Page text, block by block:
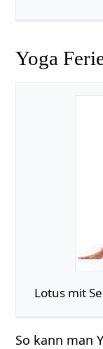
Yoga
Lotus mit
So kann man